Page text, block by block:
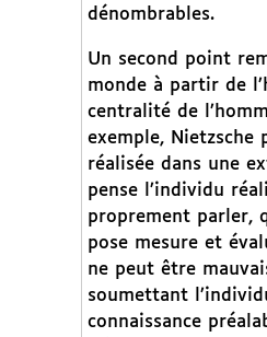
dénombrables.
Un second point
monde à partir de
centralité de
exemple,
réalisée dans une
pense l’individu
proprement parler,
pose mesure et
ne peut être
soumettant
connaissance